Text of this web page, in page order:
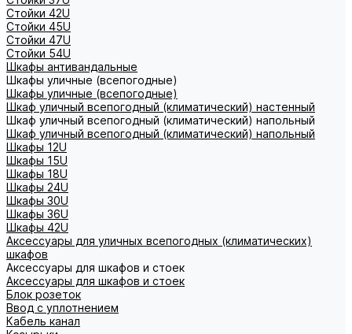
Стойки 42U
Стойки 45U
Стойки 47U
Стойки 54U
Шкафы антивандальные
Шкафы уличные (всепогодные)
Шкафы уличные (всепогодные)
Шкаф уличный всепогодный (климатический) настенный
Шкаф уличный всепогодный (климатический) напольный
Шкаф уличный всепогодный (климатический) напольный
Шкафы 12U
Шкафы 15U
Шкафы 18U
Шкафы 24U
Шкафы 30U
Шкафы 36U
Шкафы 42U
Аксессуары для уличных всепогодных (климатических)
шкафов
Аксессуары для шкафов и стоек
Аксессуары для шкафов и стоек
Блок розеток
Ввод с уплотнением
Кабель канал